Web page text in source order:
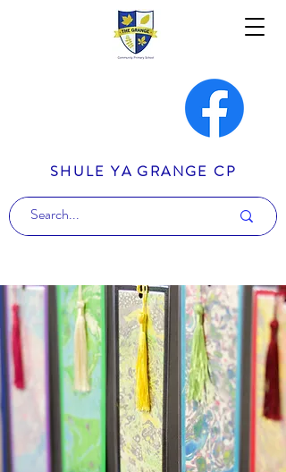
SHULE YA GRANGE CP